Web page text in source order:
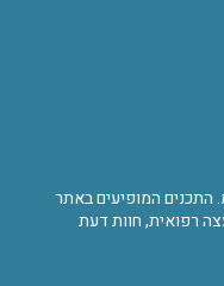
התכנים המופיעים באתר
רפואית, חוות דעת